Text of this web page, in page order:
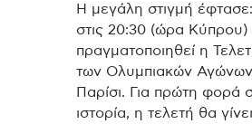
Η μεγάλη στιγμή
στις 20:30 (ώρα Κύπρου)
πραγματοποιηθεί η
των Ολυμπιακών
Παρίσι. Για πρώτη φορά
ιστορία, η τελετή θα